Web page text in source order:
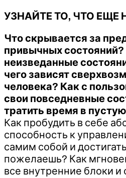
УЗНАЙТЕ ТО, ЧТО ЕЩЕ
Что скрывается за
привычных
неизведанные
чего зависят
человека? Как с
свои повседневные
тратить время в
Как пробудить в себе
способность к
самим собой и
пожелаешь? Как
все внутренние блоки и